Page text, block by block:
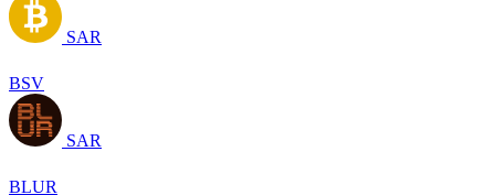
SAR
BSV
SAR
BLUR